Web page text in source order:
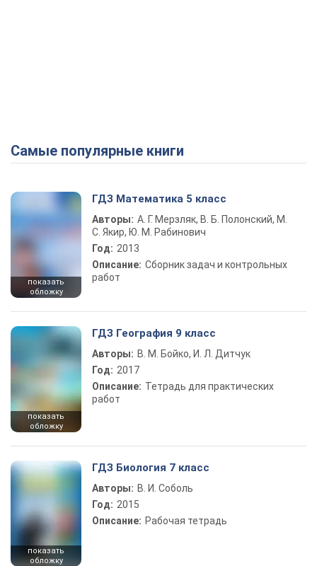
Самые популярные книги
показать
обложку
ГДЗ Математика 5 класс
Авторы: А. Г. Мерзляк, В. Б. Полонский, М.
С. Якир, Ю. М. Рабинович
Год: 2013
Описание: Сборник задач и контрольных
работ
показать
обложку
ГДЗ География 9 класс
Авторы: В. М. Бойко, И. Л. Дитчук
Год: 2017
Описание: Тетрадь для практических
работ
показать
обложку
ГДЗ Биология 7 класс
Авторы: В. И. Соболь
Год: 2015
Описание: Рабочая тетрадь